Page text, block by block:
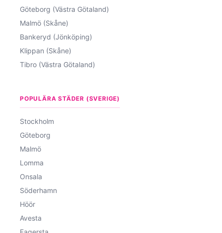
Göteborg (Västra Götaland)
Malmö (Skåne)
Bankeryd (Jönköping)
Klippan (Skåne)
Tibro (Västra Götaland)
POPULÄRA STÄDER (SVERIGE)
Stockholm
Göteborg
Malmö
Lomma
Onsala
Söderhamn
Höör
Avesta